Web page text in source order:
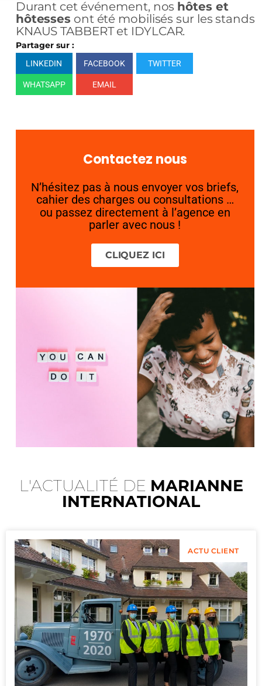
Durant cet événement, nos hôtes et
hôtesses ont été mobilisés sur les stands
KNAUS TABBERT et IDYLCAR.
Partager sur :
LINKEDIN FACEBOOK TWITTER
WHATSAPP EMAIL
Contactez nous
N’hésitez pas à nous envoyer vos briefs,
cahier des charges ou consultations …
ou passez directement à l’agence en
parler avec nous !
CLIQUEZ ICI
L'ACTUALITÉ DE MARIANNE
INTERNATIONAL
ACTU CLIENT